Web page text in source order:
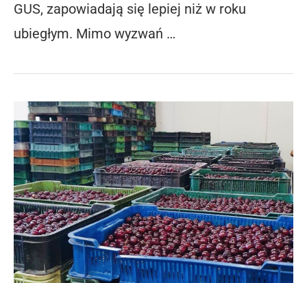
GUS, zapowiadają się lepiej niż w roku
ubiegłym. Mimo wyzwań …